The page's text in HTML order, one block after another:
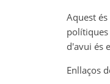
Aquest
d'avui és
Enllaços